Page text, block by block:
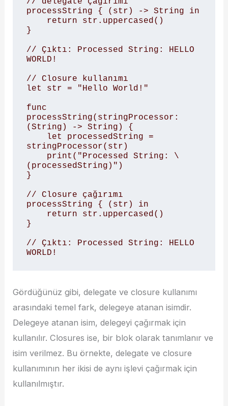
processString { (str) -> String in
}
// Çıktı: Processed String: HELLO
WORLD!
// Closure kullanımı
let str = "Hello World!"
func
processString(stringProcessor:
(String) -> String) {
stringProcessor(str)
(processedString)")
}
// Closure çağırımı
processString { (str) in
}
// Çıktı: Processed String: HELLO
WORLD!
Gördüğünüz gibi, delegate ve closure kullanımı
arasındaki temel fark, delegeye atanan isimdir.
Delegeye atanan isim, delegeyi çağırmak için
kullanılır. Closures ise, bir blok olarak tanımlanır ve
isim verilmez. Bu örnekte, delegate ve closure
kullanımının her ikisi de aynı işlevi çağırmak için
kullanılmıştır.